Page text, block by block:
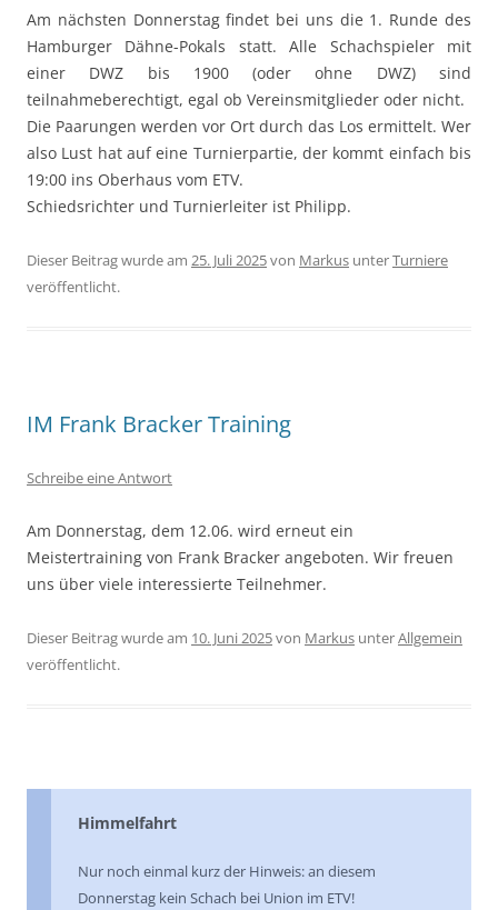
Am nächsten Donnerstag findet bei uns die 1. Runde des
Hamburger Dähne-Pokals statt. Alle Schachspieler mit
einer DWZ bis 1900 (oder ohne DWZ) sind
teilnahmeberechtigt, egal ob Vereinsmitglieder oder nicht.
Die Paarungen werden vor Ort durch das Los ermittelt. Wer
also Lust hat auf eine Turnierpartie, der kommt einfach bis
19:00 ins Oberhaus vom ETV.
Schiedsrichter und Turnierleiter ist Philipp.
Dieser Beitrag wurde am 25. Juli 2025von Markus unterTurniere
veröffentlicht.
IM Frank Bracker Training
Schreibe eine Antwort
Am Donnerstag, dem 12.06. wird erneut ein
Meistertraining von Frank Bracker angeboten. Wir freuen
uns über viele interessierte Teilnehmer.
Dieser Beitrag wurde am 10. Juni 2025von Markus unterAllgemein
veröffentlicht.
Himmelfahrt
Nur noch einmal kurz der Hinweis: an diesem
Donnerstag kein Schach bei Union im ETV!